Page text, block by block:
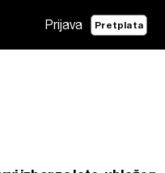
Prijava Pretplata